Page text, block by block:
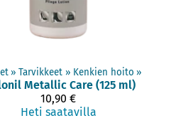
‪» Tarvikkeet ‪» Kenkien hoito ‪»
Metallic Care (125 ml)
10,90 €
Heti saatavilla